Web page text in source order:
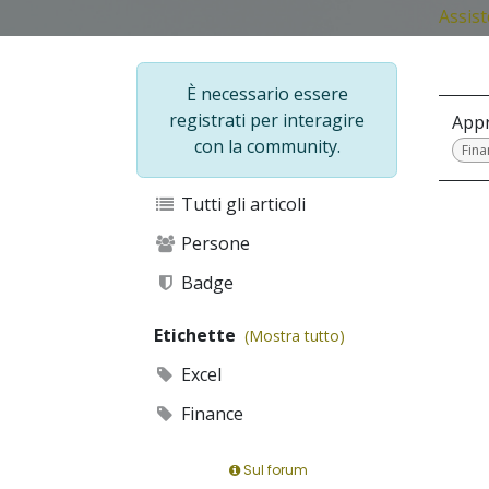
È necessario essere
registrati per interagire
con la community.
Tutti gli articoli
Persone
Badge
Etichette (Mostra tutto)
Excel
Finance
Sul forum